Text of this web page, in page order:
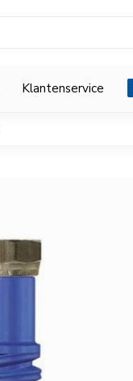
Klantenservice